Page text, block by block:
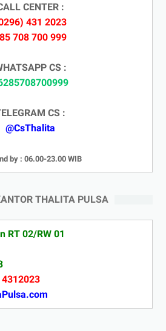
CENTER :
431 2023
708 700 999
CS :
CS :
@CsThalita
by : 06.00-23.00 WIB
THALITA PULSA
RT 02/RW 01